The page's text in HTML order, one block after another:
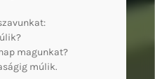
magunkat?
múlik.